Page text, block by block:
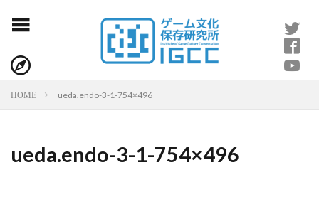
HOME ueda.endo-3-1-754×496
ueda.endo-3-1-754×496